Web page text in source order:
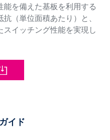
を備えた基板を利用する
（単位面積あたり）と、
スイッチング性能を実現し
イド